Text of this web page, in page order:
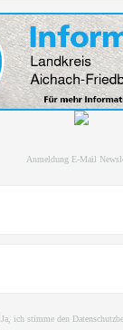
Anmeldung E-Mail
Ja, ich stimme den